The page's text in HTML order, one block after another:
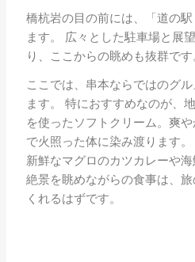
橋杭岩の目の前には、「道の
ます。 広々とした駐車場と展
り、ここからの眺めも抜群です
ここでは、串本ならではのグ
ます。 特におすすめなのが、
を使ったソフトクリーム。爽
で火照った体に染み渡ります
新鮮なマグロのカツカレーや海
絶景を眺めながらの食事は、
くれるはずです。